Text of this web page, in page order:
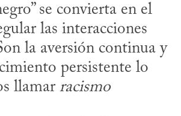
se convierta en el
las interacciones
la aversión continua y
persistente lo
llamar racismo